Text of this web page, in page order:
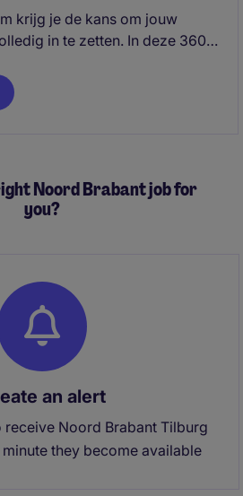
krijg je de kans om jouw
in te zetten. In deze 360°
eigen business, sluit deals en
op de juiste plek
Noord Brabant job for
you?
an alert
receive Noord Brabant Tilburg
they become available